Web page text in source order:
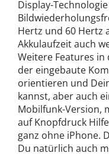
Display-
Hertz und 60 Hertz
Akkulaufzeit auch
Weitere Features in
der eingebaute
orientieren und
kannst, aber auch
Mobilfunk-Version,
auf Knopfdruck
ganz ohne iPhone.
Du natürlich auch